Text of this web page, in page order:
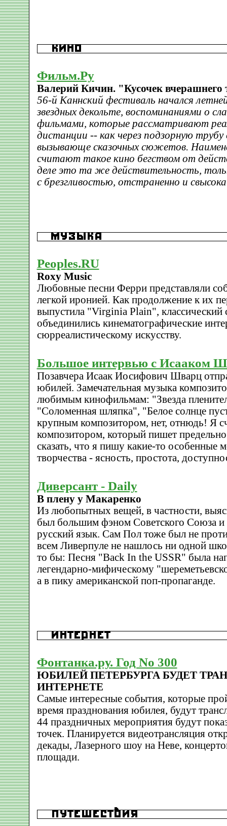
Фильм.Ру
Валерий Кичин. "Кусочек вчерашнего
56-й Каннский фестиваль начался
звездных декольте, воспоминаниями о
фильмами, которые рассматривают
дистанции -- как через подзорную
вызывающе сказочных сюжетов.
считают такое кино бегством от
деле это та же действительность,
с брезгливостью, отстраненно и
Peoples.RU
Roxy Music
Любовные песни Ферри представляли
легкой иронией. Как продолжение к их
выпустила "Virginia Plain", классический
объединились кинематографические
сюрреалистическому искусству.
Большое интервью с Исааком
Позавчера Исаак Иосифович Шварц
юбилей. Замечательная музыка
любимым кинофильмам: "Звезда
"Соломенная шляпка", "Белое солнце
крупным композитором, нет, отнюдь! Я
композитором, который пишет
сказать, что я пишу какие-то особенные
творчества - ясность, простота,
Диверсант - Daily
В плену у Макаренко
Из любопытных вещей, в частности,
был большим фэном Советского Союза и
русский язык. Сам Пол тоже был не
всем Ливерпуле не нашлось ни одной
то бы: Песня "Back In the USSR" была
легендарно-мифическому
а в пику американской поп-пропаганде.
Фонтанка.ру. Год No 300
ЮБИЛЕЙ ПЕТЕРБУРГА БУДЕТ
ИНТЕРНЕТЕ
Самые интересные события, которые
время празднования юбилея, будут
44 праздничных мероприятия будут
точек. Планируется видеотрансляция
декады, Лазерного шоу на Неве,
площади.